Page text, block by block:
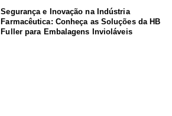
Segurança e Inovação na Indústria
Farmacêutica: Conheça as Soluções da HB
Fuller para Embalagens Invioláveis